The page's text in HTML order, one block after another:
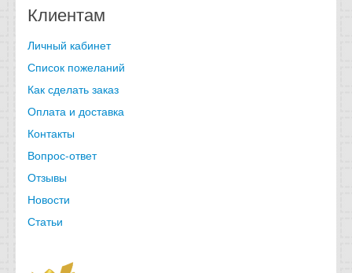
Клиентам
Личный кабинет
Список пожеланий
Как сделать заказ
Оплата и доставка
Контакты
Вопрос-ответ
Отзывы
Новости
Статьи